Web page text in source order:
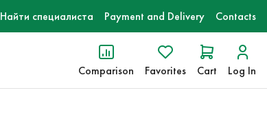
Найти специалиста Payment and Delivery Contacts
Comparison Favorites Cart Log In